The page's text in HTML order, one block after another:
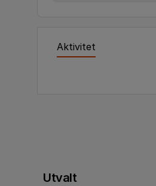
Aktivitet
Utvalt